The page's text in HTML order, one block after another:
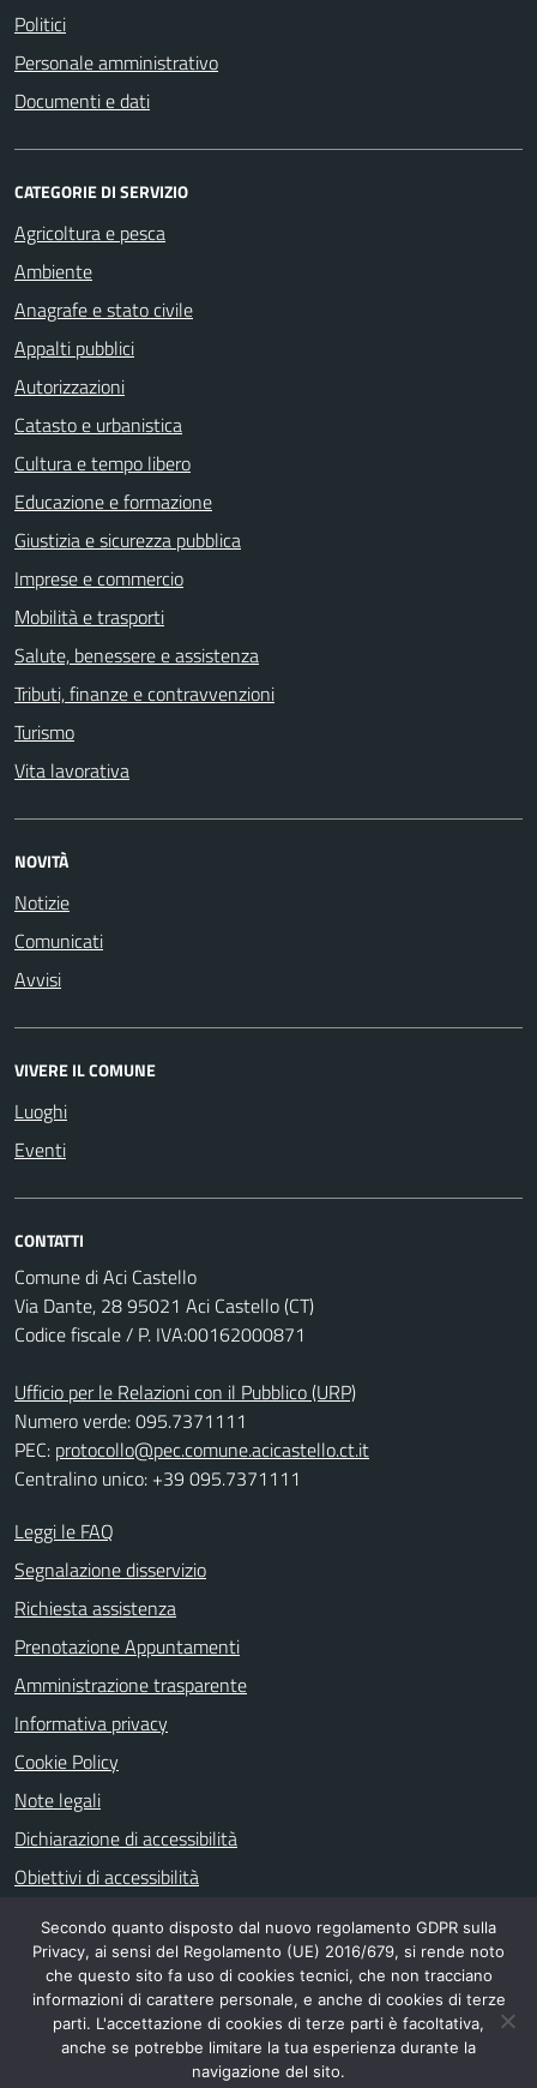
Politici
Personale amministrativo
Documenti e dati
CATEGORIE DI SERVIZIO
Agricoltura e pesca
Ambiente
Anagrafe e stato civile
Appalti pubblici
Autorizzazioni
Catasto e urbanistica
Cultura e tempo libero
Educazione e formazione
Giustizia e sicurezza pubblica
Imprese e commercio
Mobilità e trasporti
Salute, benessere e assistenza
Tributi, finanze e contravvenzioni
Turismo
Vita lavorativa
NOVITÀ
Notizie
Comunicati
Avvisi
VIVERE IL COMUNE
Luoghi
Eventi
CONTATTI
Comune di Aci Castello
Via Dante, 28 95021 Aci Castello (CT)
Codice fiscale / P. IVA:00162000871
Ufficio per le Relazioni con il Pubblico (URP)
Numero verde: 095.7371111
PEC: protocollo@pec.comune.acicastello.ct.it
Centralino unico: +39 095.7371111
Leggi le FAQ
Segnalazione disservizio
Richiesta assistenza
Prenotazione Appuntamenti
Amministrazione trasparente
Informativa privacy
Cookie Policy
Note legali
Dichiarazione di accessibilità
Obiettivi di accessibilità
SEGUICI SU
facebook
Secondo quanto disposto dal nuovo regolamento GDPR sulla
Privacy, ai sensi del Regolamento (UE) 2016/679, si rende noto
che questo sito fa uso di cookies tecnici, che non tracciano
informazioni di carattere personale, e anche di cookies di terze
parti. L'accettazione di cookies di terze parti è facoltativa,
anche se potrebbe limitare la tua esperienza durante la
navigazione del sito.